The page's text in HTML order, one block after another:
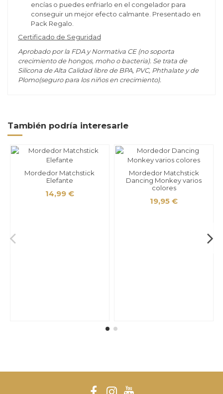
encías o puedes enfriarlo en el congelador para
conseguir un mejor efecto calmante. Presentado en
Pack Regalo.
Certificado de Seguridad
Aprobado por la FDA y Normativa CE (no soporta
crecimiento de hongos, moho o bacteria). Se trata de
Silicona de Alta Calidad libre de BPA, PVC, Phthalate y de
Plomo(seguro para los niños en crecimiento).
También podría interesarle
Mordedor Matchstick
Elefante
14,99 €
Mordedor Matchstick
Dancing Monkey varios
colores
19,95 €